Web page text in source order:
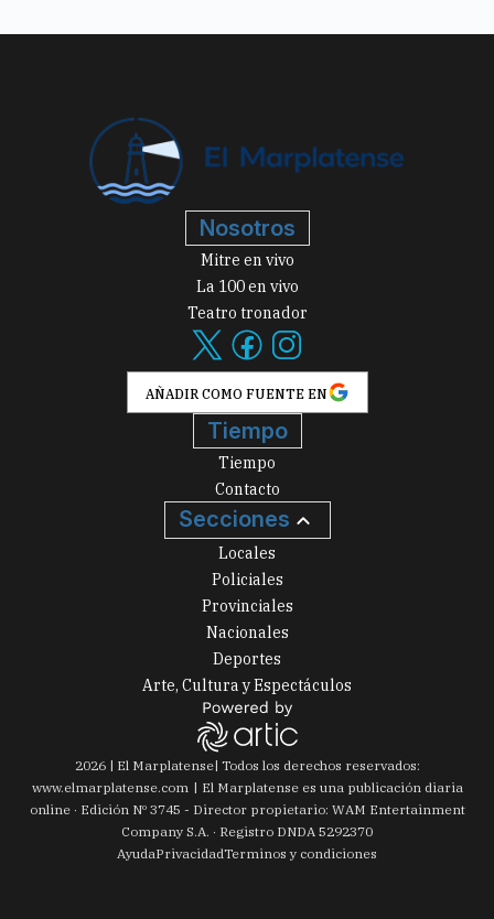
Nosotros
Mitre en vivo
La 100 en vivo
Teatro tronador
AÑADIR COMO FUENTE EN
Tiempo
Tiempo
Contacto
Secciones
Locales
Policiales
Provinciales
Nacionales
Deportes
Arte, Cultura y Espectáculos
2026| El Marplatense| Todos los derechos reservados:
www.elmarplatense.com
El Marplatense es una publicación diaria
online · Edición Nº 3745 - Director propietario: WAM Entertainment
Company S.A. · Registro DNDA 5292370
AyudaPrivacidadTerminos y condiciones